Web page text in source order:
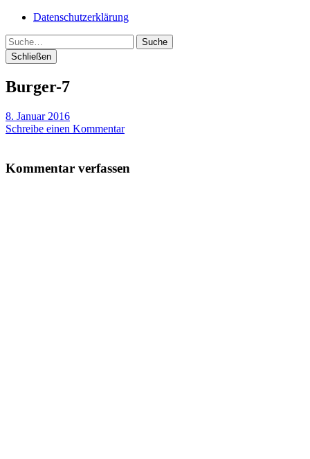
Datenschutzerklärung
Suche
Schließen
Burger-7
8. Januar 2016
Schreibe einen Kommentar
Kommentar verfassen